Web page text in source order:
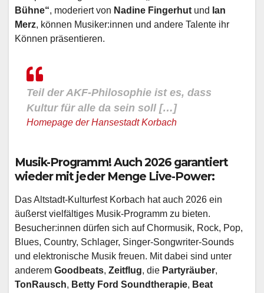
Bühne“, moderiert von Nadine Fingerhutund Ian
Merz, können Musiker:innen und andere Talente ihr
Können präsentieren.
Teil der AKF-Philosophie ist es, dass
Kultur für alle da sein soll […]
Homepage der Hansestadt Korbach
Musik-Programm! Auch 2026 garantiert
wieder mit jeder Menge Live-Power:
Das Altstadt-Kulturfest Korbach hat auch 2026 ein
äußerst vielfältiges Musik-Programm zu bieten.
Besucher:innen dürfen sich auf Chormusik, Rock, Pop,
Blues, Country, Schlager, Singer-Songwriter-Sounds
und elektronische Musik freuen. Mit dabei sind unter
anderem Goodbeats, Zeitflug, die Partyräuber,
TonRausch, Betty Ford Soundtherapie, Beat